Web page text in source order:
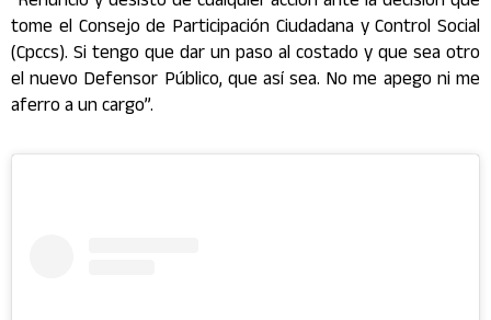
tome el Consejo de Participación Ciudadana y Control Social
(Cpccs). Si tengo que dar un paso al costado y que sea otro
el nuevo Defensor Público, que así sea. No me apego ni me
aferro a un cargo”.